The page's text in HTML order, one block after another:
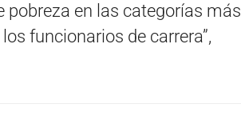
pobreza en las categorías más
funcionarios de carrera”,